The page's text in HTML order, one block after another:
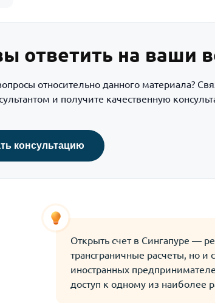
ответить на ваши
относительно данного материала?
и получите качественную
консультацию
Открыть счет в Сингапуре —
трансграничные расчеты, но и
иностранных
доступ к одному из наиболее